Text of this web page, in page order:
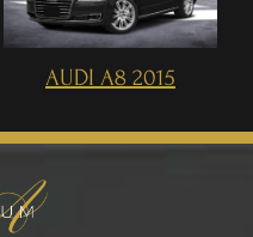
AUDI A8 2015